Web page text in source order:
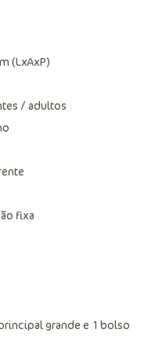
(LxAxP)
/ adultos
fixa
grande e 1 bolso